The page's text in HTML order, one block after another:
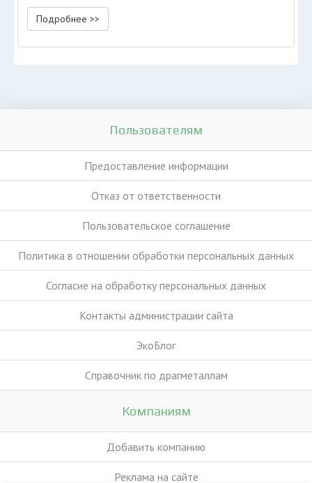
Подробнее >>
Пользователям
Предоставление информации
Отказ от ответственности
Пользовательское соглашение
Политика в отношении обработки персональных данных
Согласие на обработку персональных данных
Контакты администрации сайта
ЭкоБлог
Справочник по драгметаллам
Компаниям
Добавить компанию
Реклама на сайте